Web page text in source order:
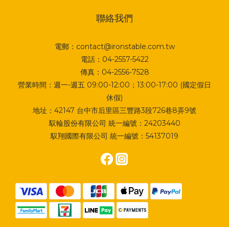
聯絡我們
電郵：contact@ironstable.com.tw
電話：04-2557-5422
傳真：04-2556-7528
營業時間：週一-週五 09:00-12:00；13:00-17:00 (國定假日
休假)
地址： 42147 台中市后里區三豐路3段726巷8弄9號
馭輪股份有限公司 統一編號：24203440
馭翔國際有限公司 統一編號：54137019